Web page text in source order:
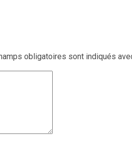
obligatoires sont indiqués